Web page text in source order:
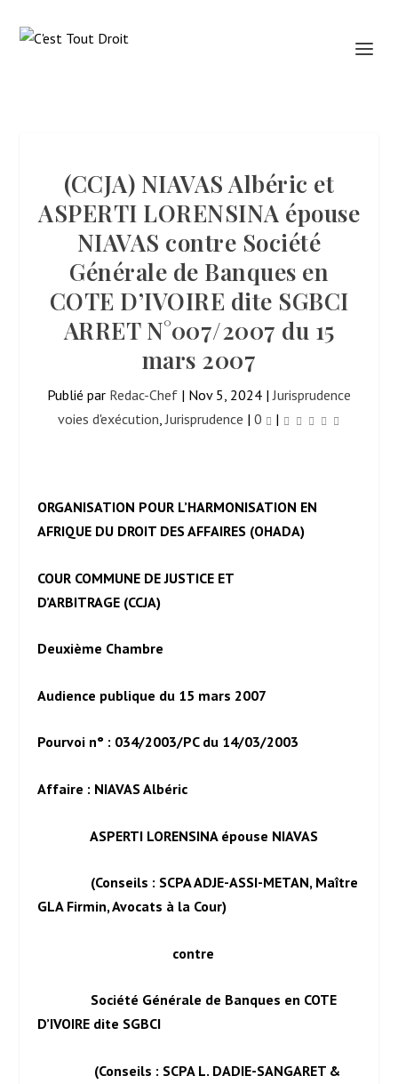
(CCJA) NIAVAS Albéric et
ASPERTI LORENSINA épouse
NIAVAS contre Société
Générale de Banques en
COTE D’IVOIRE dite SGBCI
ARRET N°007/2007 du 15
mars 2007
Publié par Redac-Chef | Nov 5, 2024 |Jurisprudence
voies d'exécution,Jurisprudence | 0 |
ORGANISATION POUR L’HARMONISATION EN
AFRIQUE DU DROIT DES AFFAIRES (OHADA)
COUR COMMUNE DE JUSTICE ET
D’ARBITRAGE (CCJA)
Deuxième Chambre
Audience publique du 15 mars 2007
Pourvoi n° : 034/2003/PC du 14/03/2003
Affaire : NIAVAS Albéric
ASPERTI LORENSINA épouse NIAVAS
(Conseils : SCPA ADJE-ASSI-METAN, Maître
GLA Firmin, Avocats à la Cour)
contre
Société Générale de Banques en COTE
D’IVOIRE dite SGBCI
(Conseils : SCPA L. DADIE-SANGARET &